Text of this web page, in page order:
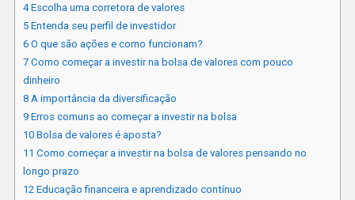
4Escolha uma corretora de valores
5Entenda seu perfil de investidor
6O que são ações e como funcionam?
7Como começar a investir na bolsa de valores com pouco
dinheiro
8A importância da diversificação
9Erros comuns ao começar a investir na bolsa
10Bolsa de valores é aposta?
11 Como começar a investir na bolsa de valores pensando no
longo prazo
12 Educação financeira e aprendizado contínuo